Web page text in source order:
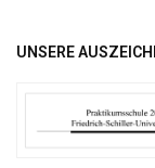
UNSERE